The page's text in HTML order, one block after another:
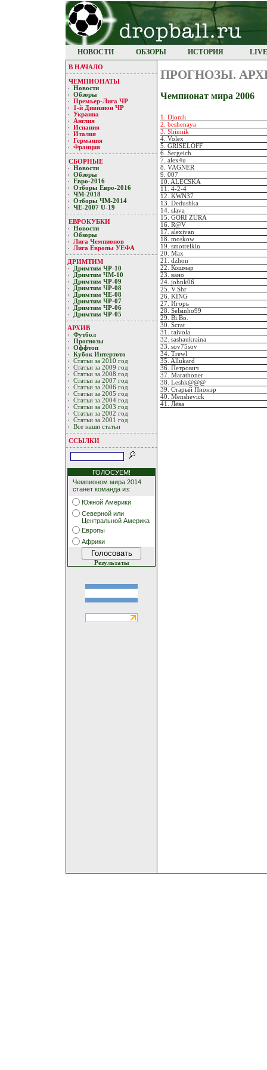
НОВОСТИ ОБЗОРЫ ИСТОРИЯ
В НАЧАЛО
ЧЕМПИОНАТЫ
Новости
Обзоры
Премьер-Лигa ЧР
1-й Дивизион ЧР
Украина
Англия
Испания
Италия
Германия
Франция
СБОРНЫЕ
Новости
Обзоры
Евро-2016
Отборы Евро-2016
ЧМ-2018
Отборы ЧМ-2014
ЧЕ-2007 U-19
ЕВРОКУБКИ
Новости
Обзоры
Лигa Чемпиoнoв
Лига Европы УЕФA
ДРИМТИМ
Дримтим ЧР-10
Дримтим ЧМ-10
Дримтим ЧР-09
Дримтим ЧР-08
Дримтим ЧЕ-08
Дримтим ЧР-07
Дримтим ЧР-06
Дримтим ЧР-05
АРХИВ
Футбол
Прогнозы
Оффтоп
Кубoк Интертoтo
Статьи за 2010 год
Статьи за 2009 год
Статьи за 2008 год
Статьи за 2007 год
Статьи за 2006 год
Статьи за 2005 год
Статьи за 2004 год
Статьи за 2003 год
Статьи за 2002 год
Статьи за 2001 год
Все наши статьи
ССЫЛКИ
ГОЛОСУЕМ!
Чемпионом мира 2014
станет команда из:
Южной Америки
Северной или
Центральной Америка
Европы
Африки
Результаты
ПРОГНОЗЫ.
Чемпионат мира 2006
1. Djonik
2. beshenaya
3. Shinnik
4. Volex
5. GRISELOFF
6. Sergeich
7. alex4u
8. VAGNER
9. 007
10. ALECSKA
11. 4-2-4
12. KWN37
13. Dedushka
14. slava
15. GORI ZURA
16. R@V
17. alexivan
18. moskow
19. smotrelkin
20. Max
21. dzhon
22. Кошмар
23. вано
24. johnk06
25. V.Shr
26. KING
27. Игорь
28. Selsinho99
29. Bi.Bo.
30. Scrat
31. raivola
32. sashaukraina
33. sov75sov
34. Trewl
35. Allukard
36. Петрович
37. Marathoner
38. Leshk@@@
39. Старый Пионэр
40. Menshevick
41. Лёва